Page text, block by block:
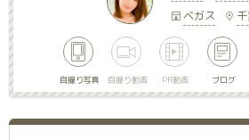
ベガス
自撮り写真 自撮り動画 PR動画 ブログ